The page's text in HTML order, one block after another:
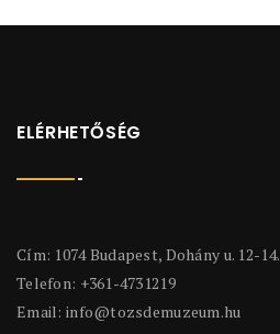
ELÉRHETŐSÉG
Cím: 1074 Budapest, Dohány u. 12-14.
Telefon: +361-4731219
Email: info@tozsdemuzeum.hu